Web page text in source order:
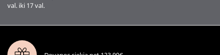
val. iki 17 val.